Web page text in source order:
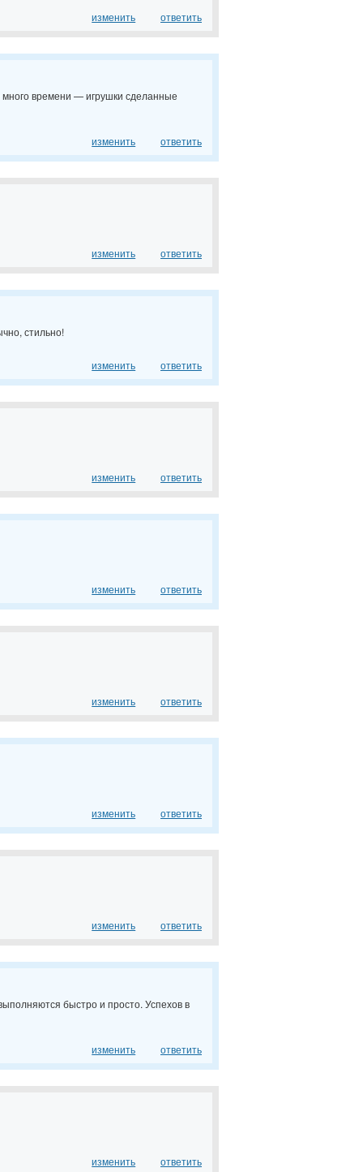
изменить ответить
времени — игрушки сделанные
изменить ответить
изменить ответить
стильно!
изменить ответить
изменить ответить
изменить ответить
изменить ответить
изменить ответить
изменить ответить
быстро и просто. Успехов в
изменить ответить
изменить ответить